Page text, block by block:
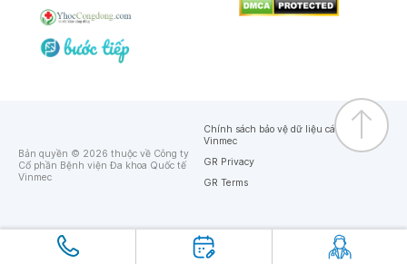
Bản quyền © 2026 thuộc về Công ty
Cổ phần Bệnh viện Đa khoa Quốc tế
Vinmec
Chính sách bảo vệ dữ liệu cá nhân của
Vinmec
GR Privacy
GR Terms